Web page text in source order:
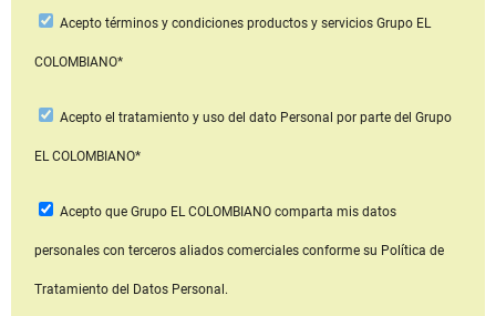
Aceptotérminos y condiciones productos y serviciosGrupo EL
COLOMBIANO*
Acepto el tratamiento y uso del dato Personal por parte del Grupo
EL COLOMBIANO*
Acepto que Grupo EL COLOMBIANOcomparta mis datos
personales con terceros aliados comerciales conforme su Política de
Tratamiento del Datos Personal.